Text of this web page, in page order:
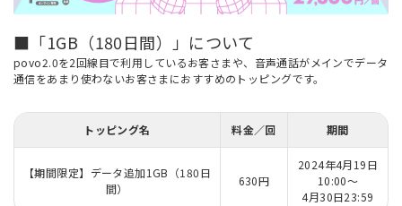
■「1GB（180日間）」について
povo2.0を2回線目で利用しているお客さまや、音声通話がメインでデータ
通信をあまり使わないお客さまにおすすめのトッピングです。
トッピング名 料金／回 期間
【期間限定】データ追加1GB（180日
間）
630円
2024年4月19日
10:00～
4月30日23:59